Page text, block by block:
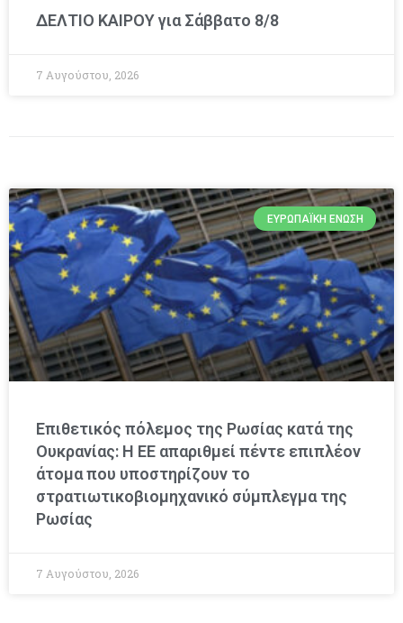
ΔΕΛΤΙΟ ΚΑΙΡΟΥ για Σάββατο 8/8
7 Αυγούστου, 2026
ΕΥΡΩΠΑΪΚΉ ΈΝΩΣΗ
Επιθετικός πόλεμος της Ρωσίας κατά της
Ουκρανίας: Η ΕΕ απαριθμεί πέντε επιπλέον
άτομα που υποστηρίζουν το
στρατιωτικοβιομηχανικό σύμπλεγμα της
Ρωσίας
7 Αυγούστου, 2026